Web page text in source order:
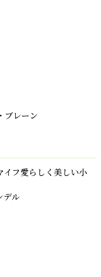
ブレーン
フ愛らしく美しい小
デル